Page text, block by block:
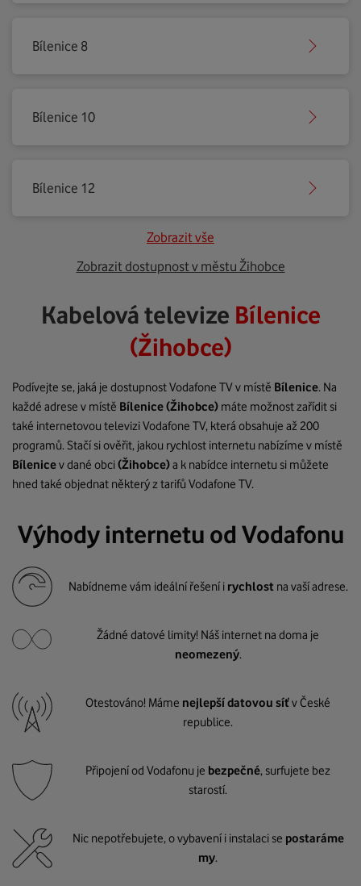
Bílenice 8
Bílenice 10
Bílenice 12
Zobrazit vše
Zobrazit dostupnost v městu Žihobce
Kabelová televize Bílenice
(Žihobce)
Podívejte se, jaká je dostupnost Vodafone TV v místě Bílenice. Na
každé adrese v místě Bílenice(Žihobce) máte možnost zařídit si
také internetovou televizi Vodafone TV, která obsahuje až 200
programů. Stačí si ověřit, jakou rychlost internetu nabízíme v místě
Bílenicev dané obci(Žihobce)a k nabídce internetu si můžete
hned také objednat některý z tarifů Vodafone TV.
Výhody internetu od Vodafonu
Nabídneme vám ideální řešení i rychlost na vaší adrese.
Žádné datové limity! Náš internet na doma je
neomezený.
Otestováno! Máme nejlepší datovou síťv České
republice.
Připojení od Vodafonu je bezpečné, surfujete bez
starostí.
Nic nepotřebujete, o vybavení i instalaci se postaráme
my.